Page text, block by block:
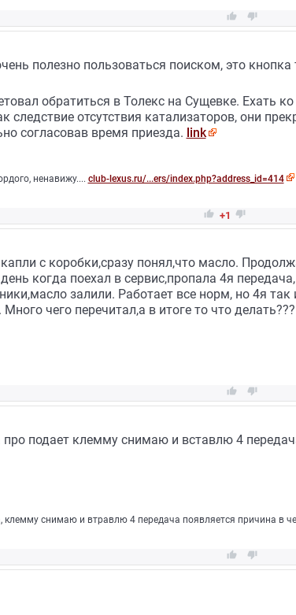
 
полезно пользоваться поиском, это кнопка
обратиться в Толекс на Сущевке. Ехать
следствие отсутствия катализаторов, они
согласовав время приезда. link
ненавижу.... club-lexus.ru/...ers/index.php?address_id=414
 +1 
с коробки,сразу понял,что масло.
когда поехал в сервис,пропала 4я
залили. Работает все норм, но 4я так
чего перечитал,а в итоге то что делать???
 
подает клемму снимаю и вставлю 4
клемму снимаю и втравлю 4 передача появляется причина в
 